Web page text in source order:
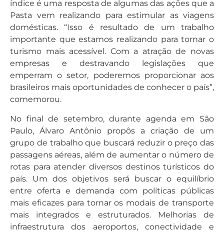
índice é uma resposta de algumas das ações que a
Pasta vem realizando para estimular as viagens
domésticas. “Isso é resultado de um trabalho
importante que estamos realizando para tornar o
turismo mais acessível. Com a atração de novas
empresas e destravando legislações que
emperram o setor, poderemos proporcionar aos
brasileiros mais oportunidades de conhecer o país”,
comemorou.
No final de setembro, durante agenda em São
Paulo, Álvaro Antônio propôs a criação de um
grupo de trabalho que buscará reduzir o preço das
passagens aéreas, além de aumentar o número de
rotas para atender diversos destinos turísticos do
país. Um dos objetivos será buscar o equilíbrio
entre oferta e demanda com políticas públicas
mais eficazes para tornar os modais de transporte
mais integrados e estruturados. Melhorias de
infraestrutura dos aeroportos, conectividade e